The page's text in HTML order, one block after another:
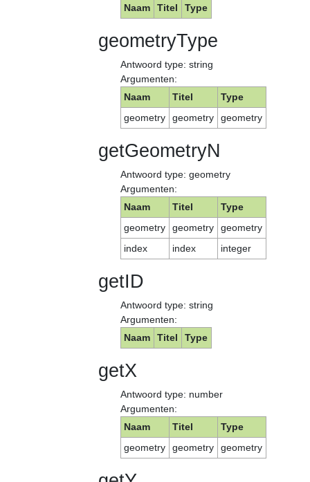
Naam Titel Type
geometryType
Antwoord type: string
Argumenten:
Naam
Titel
Type
geometry
geometry geometry
getGeometryN
Antwoord type: geometry
Argumenten:
Naam
Titel
Type
geometry
geometry
geometry
index
index integer
getID
Antwoord type: string
Argumenten:
Naam
Titel Type
getX
Antwoord type: number
Argumenten:
Naam
Titel
Type
geometry
geometry geometry